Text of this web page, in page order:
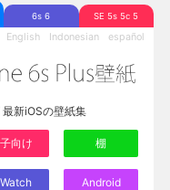
6s 6 SE 5s 5c 5
English Indonesian español
新iOSの壁紙集
向け 棚
Watch Android